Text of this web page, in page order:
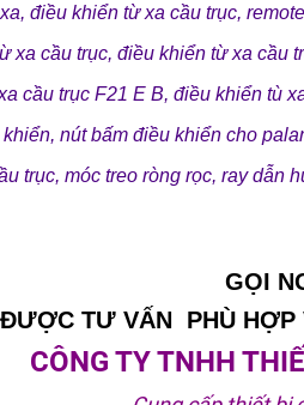
, điều khiển từ xa cầu trục,
xa cầu trục, điều khiển từ xa cầu
cầu trục F21 E B, điều khiển tù
khiển, nút bấm điều khiển cho
trục, móc treo ròng rọc, ray dẫn
GỌI
TƯ VẤN PHÙ HỢP
CÔNG TY TNHH